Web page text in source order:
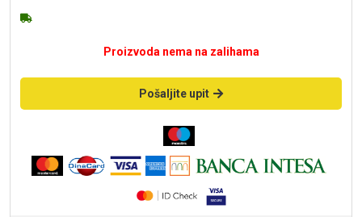
Proizvoda nema na zalihama
Pošaljite upit